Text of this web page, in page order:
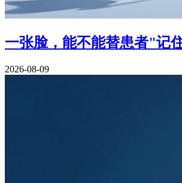
一张脸，能不能替患者"记
2026-08-09